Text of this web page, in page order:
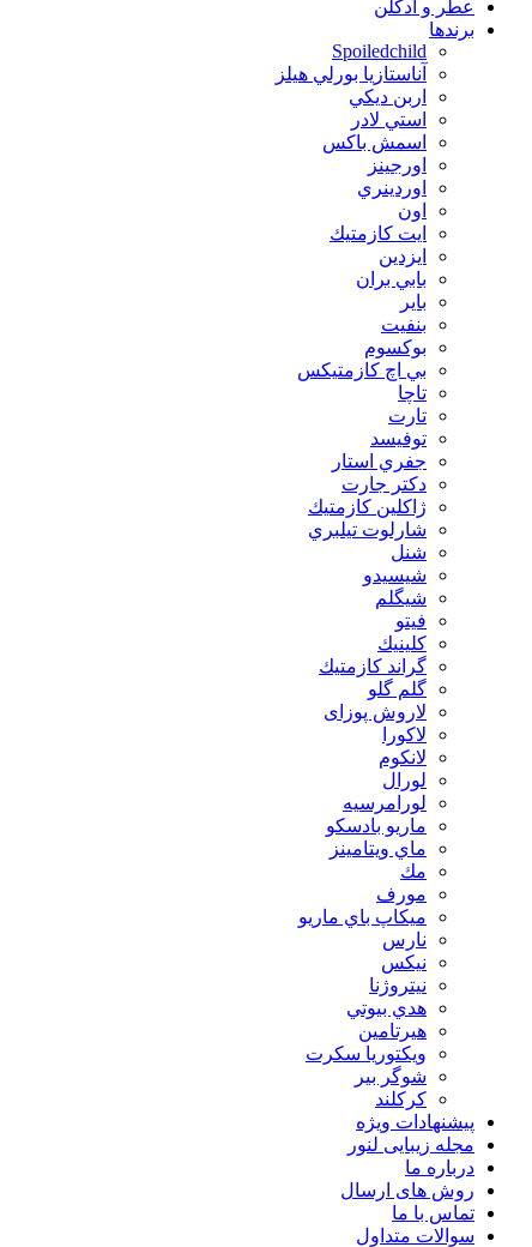
عطر و ادکلن
برندها
Spoiledchild
آناستازيا بورلي هيلز
اربن ديكي
استي لادر
اسمش باكس
اورجينز
اوردينري
اون
ايت كازمتيك
ايزدين
بابي بران
بایر
بنفيت
بوكسوم
بي اچ كازمتيكس
تاچا
تارت
توفيسد
جفري استار
دكتر جارت
ژاكلين كازمتيك
شارلوت تيلبري
شنل
شيسيدو
شیگلم
فيتو
كلينيك
گراند كازمتيك
گلم گلو
لاروش پوزای
لاكورا
لانكوم
لورال
لورامرسيه
ماريو بادسكو
ماي ويتامينز
مك
مورف
ميكاپ باي ماريو
نارس
نيكس
نیتروژنا
هدي بيوتي
هیرتامین
ویکتوریا سکرت
شوگر بير
کرکلند
پیشنهادات ویژه
مجله زیبایی لنور
درباره ما
روش های ارسال
تماس با ما
سوالات متداول